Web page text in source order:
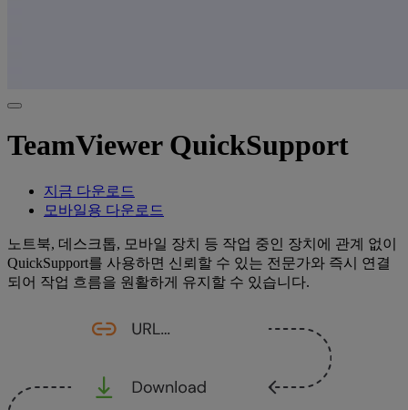
TeamViewer QuickSupport
지금 다운로드
모바일용 다운로드
노트북, 데스크톱, 모바일 장치 등 작업 중인 장치에 관계 없이
QuickSupport를 사용하면 신뢰할 수 있는 전문가와 즉시 연결
되어 작업 흐름을 원활하게 유지할 수 있습니다.